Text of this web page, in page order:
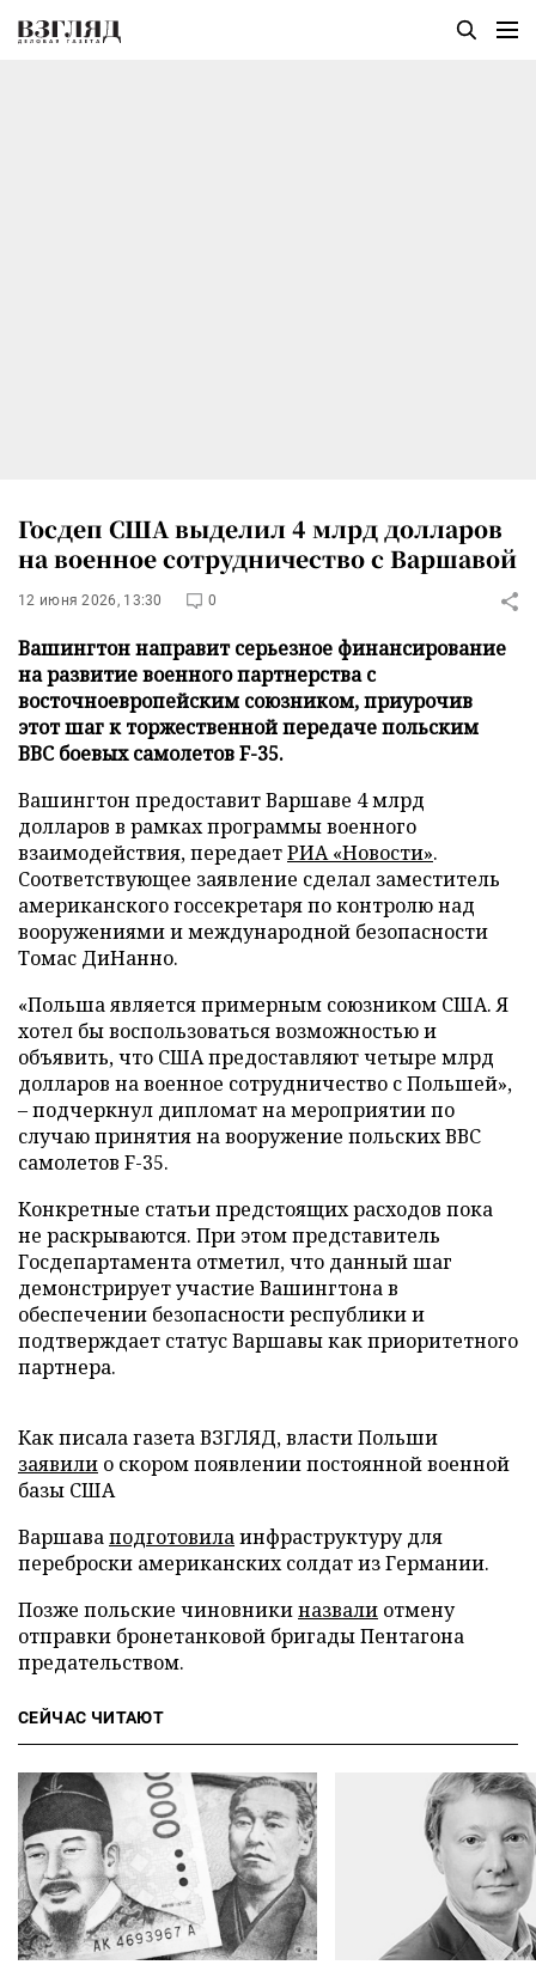
Госдеп США выделил 4 млрд долларов
на военное сотрудничество с Варшавой
12 июня 2026, 13:30 0
Вашингтон направит серьезное финансирование
на развитие военного партнерства с
восточноевропейским союзником, приурочив
этот шаг к торжественной передаче польским
ВВС боевых самолетов F-35.
Вашингтон предоставит Варшаве 4 млрд
долларов в рамках программы военного
взаимодействия, передаетРИА «Новости».
Соответствующее заявление сделал заместитель
американского госсекретаря по контролю над
вооружениями и международной безопасности
Томас ДиНанно.
«Польша является примерным союзником США. Я
хотел бы воспользоваться возможностью и
объявить, что США предоставляют четыре млрд
долларов на военное сотрудничество с Польшей»,
– подчеркнул дипломат на мероприятии по
случаю принятия на вооружение польских ВВС
самолетов F-35.
Конкретные статьи предстоящих расходов пока
не раскрываются. При этом представитель
Госдепартамента отметил, что данный шаг
демонстрирует участие Вашингтона в
обеспечении безопасности республики и
подтверждает статус Варшавы как приоритетного
партнера.
Как писала газета ВЗГЛЯД, власти Польши
заявили о скором появлении постоянной военной
базы США
Варшаваподготовилаинфраструктуру для
переброски американских солдат из Германии.
Позже польские чиновникиназвали отмену
отправки бронетанковой бригады Пентагона
предательством.
СЕЙЧАС ЧИТАЮТ